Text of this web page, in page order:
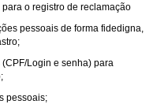
o registro de reclamação
pessoais de forma fidedigna,
Login e senha) para
pessoais;